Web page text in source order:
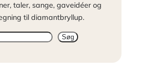
taler, sange, gaveidéer og
til diamantbryllup.
Søg